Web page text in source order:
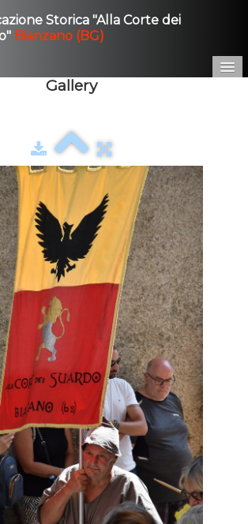
Storica "Alla Corte dei
Bianzano (BG)
Gallery